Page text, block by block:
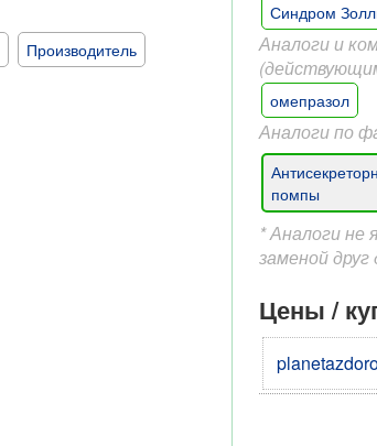
Производитель
Синдром
Аналоги и
омепразол
Аналоги по
помпы
* Аналоги не
заменой друг
Цены /